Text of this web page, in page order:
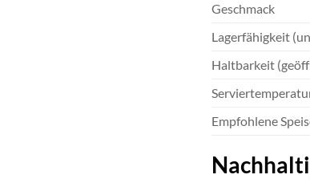
Geschmack
Lagerfähigkeit
Haltbarkeit
Empfohlene